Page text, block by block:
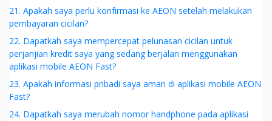
21. Apakah saya perlu konfirmasi ke AEON setelah melakukan
pembayaran cicilan?
22. Dapatkah saya mempercepat pelunasan cicilan untuk
perjanjian kredit saya yang sedang berjalan menggunakan
aplikasi mobile AEON Fast?
23. Apakah informasi pribadi saya aman di aplikasi mobile AEON
Fast?
24. Dapatkah saya merubah nomor handphone pada aplikasi